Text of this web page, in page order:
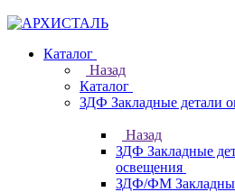
Каталог
Назад
Каталог
ЗДФ Закладные детали
Назад
ЗДФ Закладные
освещения
ЗДФ/ФМ